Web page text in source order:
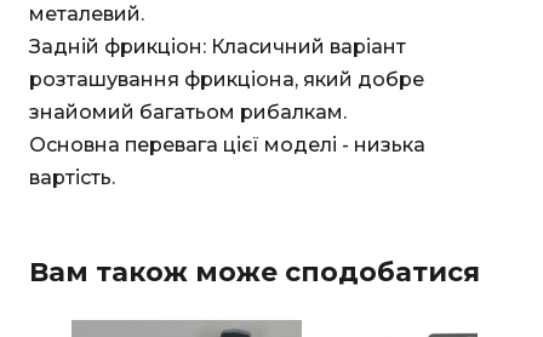
металевий.
Задній фрикціон: Класичний варіант
розташування фрикціона, який добре
знайомий багатьом рибалкам.
Основна перевага цієї моделі - низька
вартість.
Вам також може сподобатися